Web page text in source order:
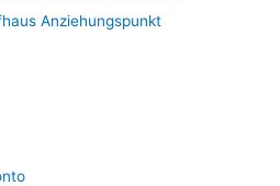
Anziehungspunkt